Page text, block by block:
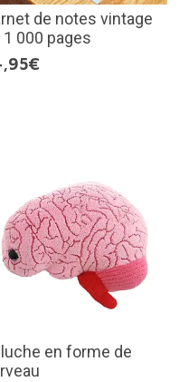
de notes vintage
1 000 pages
en forme de